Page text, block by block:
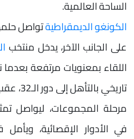
الساحة العالمية.
الكونغو الديمقراطيةتواصل
على الجانب الآخر، يدخل منتخب
اللقاء بمعنويات مرتفعة
تاريخي
مرحلة المجموعات، ليواصل
في الأدوار الإقصائية،